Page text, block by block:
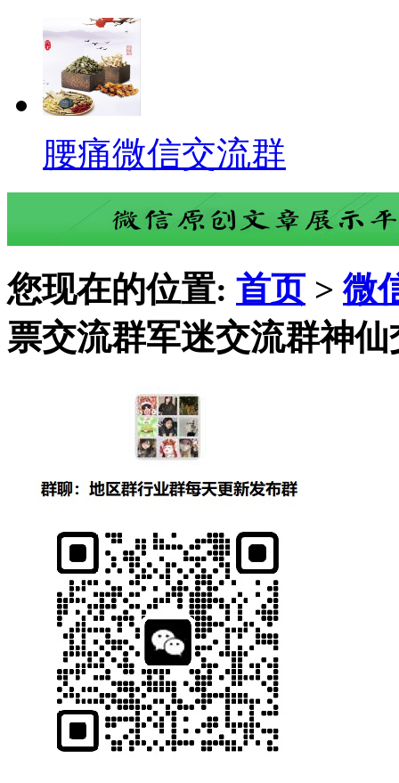
腰痛微信交流群
您现在的位置: 首页 >微
票交流群军迷交流群神